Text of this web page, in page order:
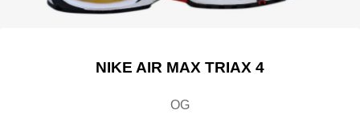
NIKE AIR MAX TRIAX 4
OG